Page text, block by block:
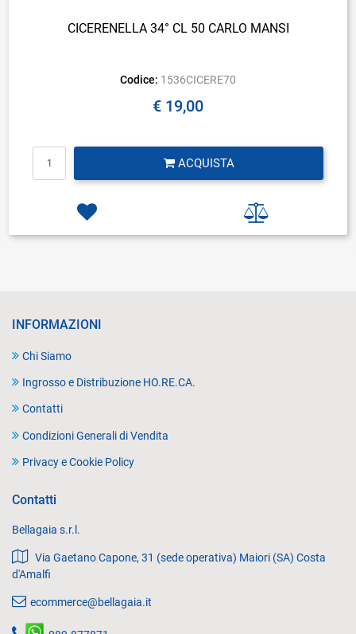
CICERENELLA 34° CL 50 CARLO MANSI
Codice: 1536CICERE70
€ 19,00
ACQUISTA
INFORMAZIONI
Chi Siamo
Ingrosso e Distribuzione HO.RE.CA.
Contatti
Condizioni Generali di Vendita
Privacy e Cookie Policy
Contatti
Bellagaia s.r.l.
Via Gaetano Capone, 31 (sede operativa) Maiori (SA) Costa
d'Amalfi
ecommerce@bellagaia.it